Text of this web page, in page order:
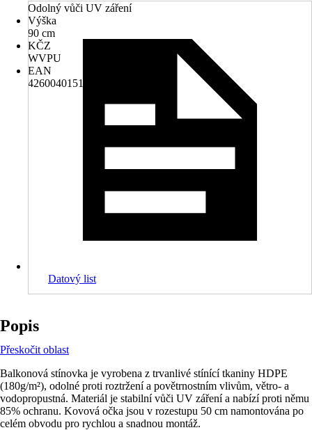
Odolný vůči UV záření
Výška
90 cm
KČZ
WVPU
EAN
4260040151667
Datový list
Popis
Přeskočit oblast
Balkonová stínovka je vyrobena z trvanlivé stínící tkaniny HDPE
(180g/m²), odolné proti roztržení a povětrnostním vlivům, větro- a
vodopropustná. Materiál je stabilní vůči UV záření a nabízí proti němu
85% ochranu. Kovová očka jsou v rozestupu 50 cm namontována po
celém obvodu pro rychlou a snadnou montáž.